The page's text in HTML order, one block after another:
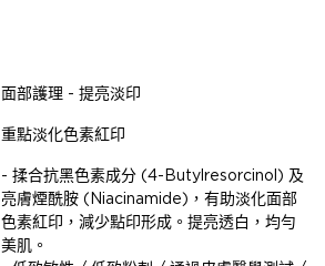
面部護理 - 提亮淡印
重點淡化色素紅印
- 揉合抗黑色素成分 (4-Butylresorcinol) 及
亮膚煙酰胺 (Niacinamide)，有助淡化面部
色素紅印，減少點印形成。提亮透白，均勻
美肌。